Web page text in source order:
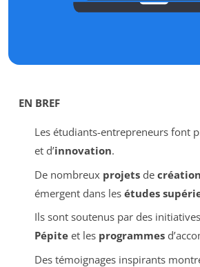
EN BREF
Les étudiants-entrepreneurs font
et d’innovation.
De nombreux projetsde
émergent dans les études
Ils sont soutenus par des
Pépiteet les programmes
Des témoignages inspirants